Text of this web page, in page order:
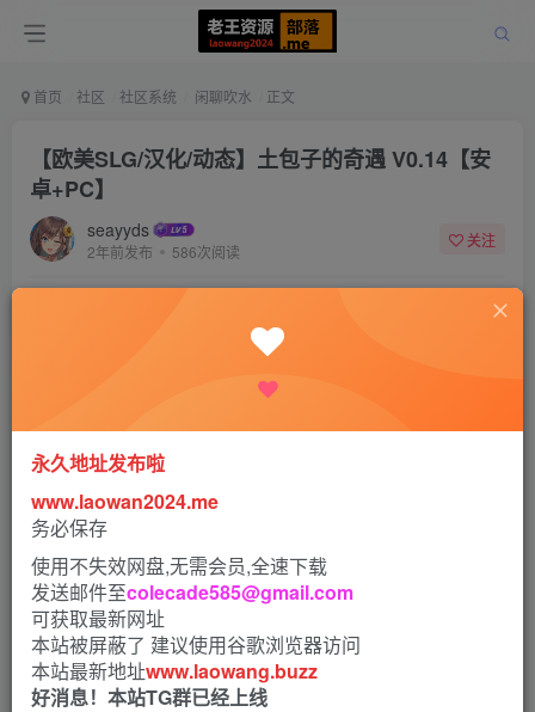
首页 社区 社区系统 闲聊吹水 正文
【欧美SLG/汉化/动态】土包子的奇遇 V0.14【安
卓+PC】
seayyds
2年前发布 586次阅读
关注
永久地址发布啦
www.laowan2024.me
务必保存
使用不失效网盘,无需会员,全速下载
发送邮件至colecade585@gmail.com
可获取最新网址
本站被屏蔽了 建议使用谷歌浏览器访问
本站最新地址www.laowang.buzz
好消息！本站TG群已经上线